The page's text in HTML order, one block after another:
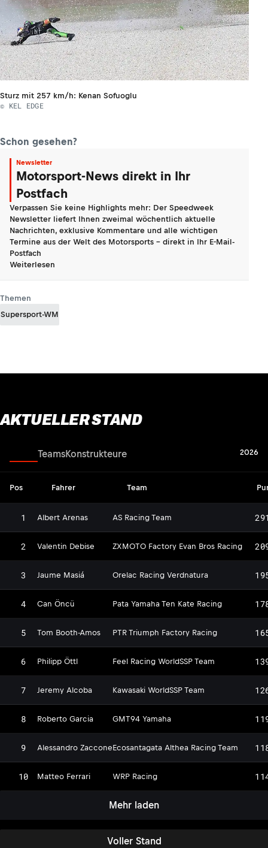
Sturz mit 257 km/h: Kenan Sofuoglu
© KEL EDGE
Schon gesehen?
Newsletter
Motorsport-News direkt in Ihr
Postfach
Verpassen Sie keine Highlights mehr: Der Speedweek
Newsletter liefert Ihnen zweimal wöchentlich aktuelle
Nachrichten, exklusive Kommentare und alle wichtigen
Termine aus der Welt des Motorsports - direkt in Ihr E-Mail-
Postfach
Weiterlesen
Themen
Supersport-WM
AKTUELLER STAND
Voller Stand
TeamsKonstrukteure 2026
Pos Fahrer Team
1 Albert Arenas AS Racing Team
2 Valentin Debise ZXMOTO Factory Evan Bros Racing
3 Jaume Masiá Orelac Racing Verdnatura
4 Can Öncü Pata Yamaha Ten Kate Racing
5 Tom Booth-Amos PTR Triumph Factory Racing
6 Philipp Öttl Feel Racing WorldSSP Team
7 Jeremy Alcoba Kawasaki WorldSSP Team
8 Roberto Garcia GMT94 Yamaha
9 Alessandro ZacconeEcosantagata Althea Racing Team
10 Matteo Ferrari WRP Racing
Mehr laden